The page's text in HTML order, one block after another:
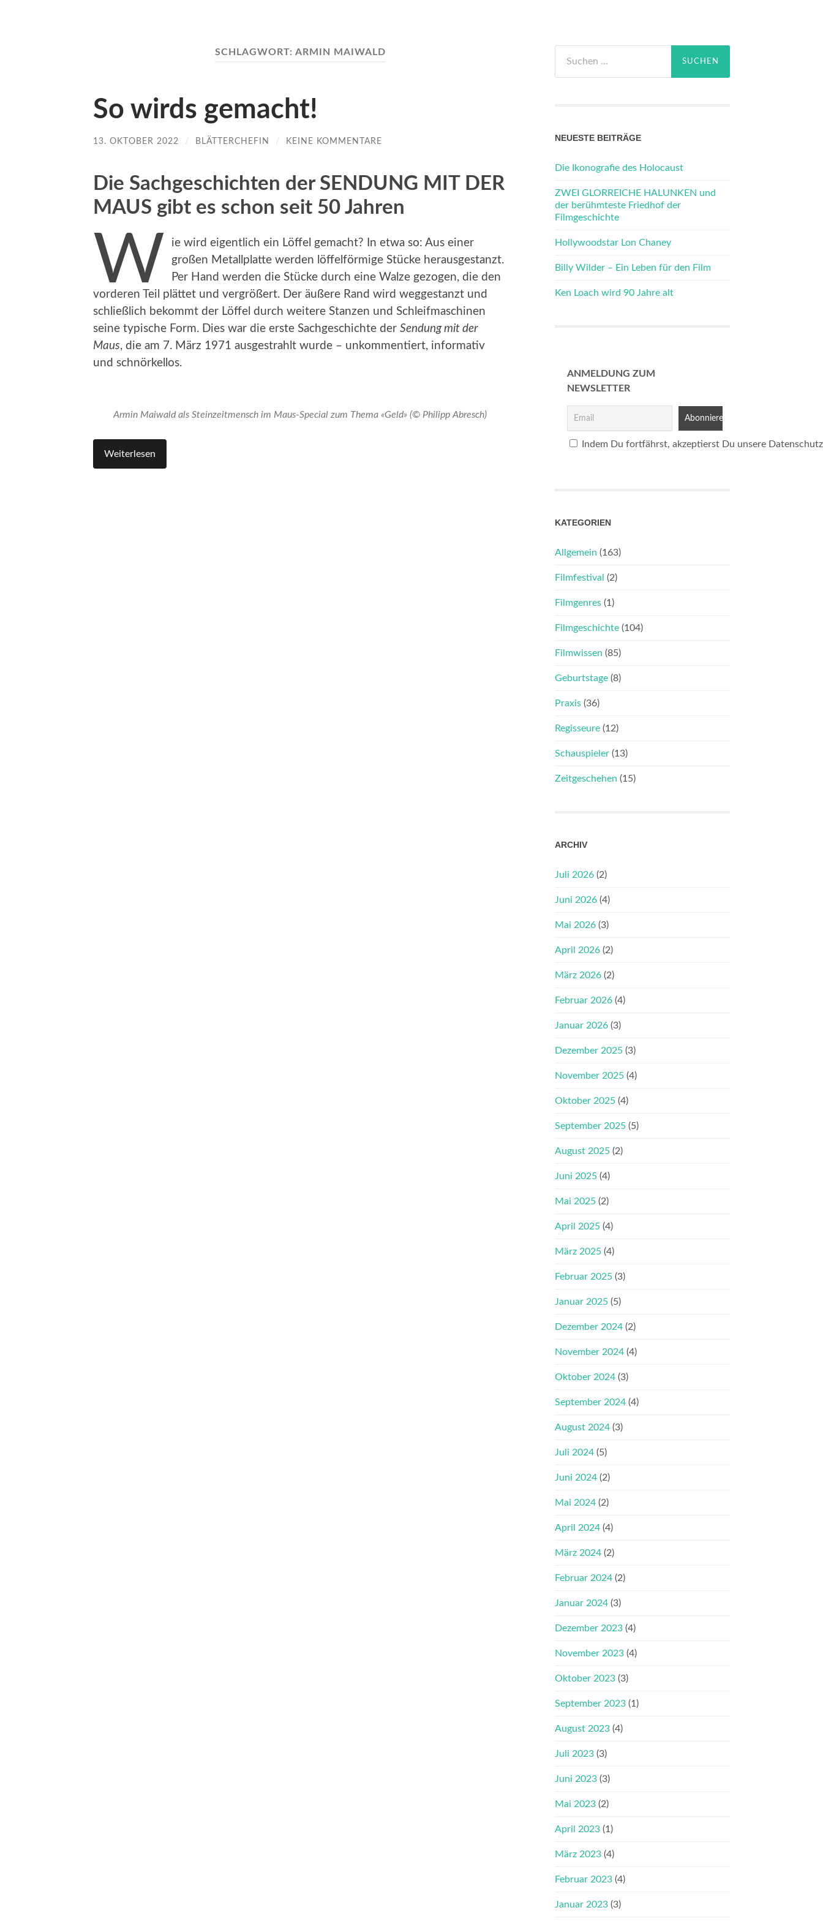
SCHLAGWORT: ARMIN MAIWALD
So wirds gemacht!
13. OKTOBER 2022 / BLÄTTERCHEFIN / KEINE KOMMENTARE
Die Sachgeschichten der SENDUNG MIT DER
MAUS gibt es schon seit 50 Jahren
W
ie wird eigentlich ein Löffel gemacht? In etwa so: Aus einer
großen Metallplatte werden löffelförmige Stücke herausgestanzt.
Per Hand werden die Stücke durch eine Walze gezogen, die den
vorderen Teil plättet und vergrößert. Der äußere Rand wird weggestanzt und
schließlich bekommt der Löffel durch weitere Stanzen und Schleifmaschinen
seine typische Form. Dies war die erste Sachgeschichte der Sendung mit der
Maus, die am 7. März 1971 ausgestrahlt wurde – unkommentiert, informativ
und schnörkellos.
Armin Maiwald als Steinzeitmensch im Maus-Special zum Thema «Geld» (© Philipp Abresch)
Weiterlesen
nach:
NEUESTE BEITRÄGE
Die Ikonografie des Holocaust
ZWEI GLORREICHE HALUNKEN und
der berühmteste Friedhof der
Filmgeschichte
Hollywoodstar Lon Chaney
Billy Wilder – Ein Leben für den Film
Ken Loach wird 90 Jahre alt
ANMELDUNG ZUM
NEWSLETTER
Indem Du fortfährst, akzeptierst Du unsere
KATEGORIEN
Allgemein (163)
Filmfestival (2)
Filmgenres (1)
Filmgeschichte (104)
Filmwissen (85)
Geburtstage (8)
Praxis (36)
Regisseure (12)
Schauspieler (13)
Zeitgeschehen (15)
ARCHIV
Juli 2026 (2)
Juni 2026 (4)
Mai 2026 (3)
April 2026 (2)
März 2026 (2)
Februar 2026 (4)
Januar 2026 (3)
Dezember 2025 (3)
November 2025 (4)
Oktober 2025 (4)
September 2025 (5)
August 2025 (2)
Juni 2025 (4)
Mai 2025 (2)
April 2025 (4)
März 2025 (4)
Februar 2025 (3)
Januar 2025 (5)
Dezember 2024 (2)
November 2024 (4)
Oktober 2024 (3)
September 2024 (4)
August 2024 (3)
Juli 2024 (5)
Juni 2024 (2)
Mai 2024 (2)
April 2024 (4)
März 2024 (2)
Februar 2024 (2)
Januar 2024 (3)
Dezember 2023 (4)
November 2023 (4)
Oktober 2023 (3)
September 2023 (1)
August 2023 (4)
Juli 2023 (3)
Juni 2023 (3)
Mai 2023 (2)
April 2023 (1)
März 2023 (4)
Februar 2023 (4)
Januar 2023 (3)